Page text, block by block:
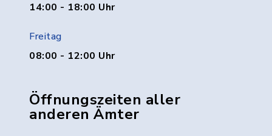
14:00 - 18:00 Uhr
Freitag
08:00 - 12:00 Uhr
Öffnungszeiten aller
anderen Ämter